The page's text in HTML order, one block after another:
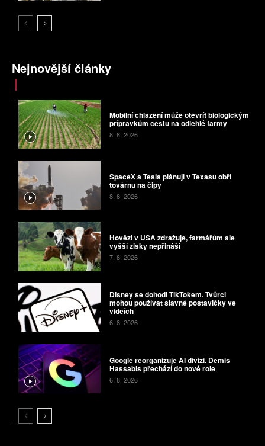
Nejnovější články
Mobilní chlazení může otevřít biologickým
přípravkům cestu na odlehlé farmy
8. 8. 2026
SpaceX a Tesla plánují v Texasu obří
továrnu na čipy
8. 8. 2026
Hovězí v USA zdražuje, farmářům ale
vyšší zisky nepřináší
7. 8. 2026
Disney se dohodl TikTokem. Tvůrci
mohou používat slavné postavičky ve
videích
6. 8. 2026
Google reorganizuje AI divizi. Demis
Hassabis přechází do nové role
6. 8. 2026